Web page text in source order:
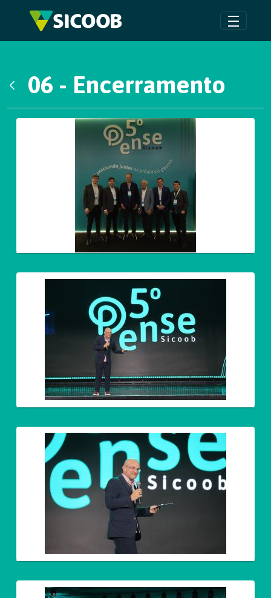
Pular para o Conteúdo principal
06 - Encerramento
Galeria de Mídias